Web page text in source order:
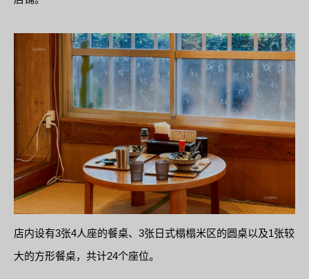
店内设有3张4人座的餐桌、3张日式榻榻米区的圆桌以及1张较
大的方形餐桌，共计24个座位。